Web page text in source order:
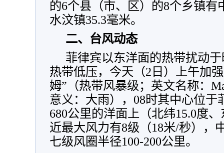
的6个县（市、区）的8个乡镇
水汶镇35.3毫米。
二、台风动态
菲律宾以东洋面的热带扰动
热带低压，今天（2日）上午加
姆”（热带风暴级；英文名称：
意义：大雨），08时其中心位于
680公里的洋面上（北纬15.0度
近最大风力有8级（18米/秒），
七级风圈半径100-200公里。